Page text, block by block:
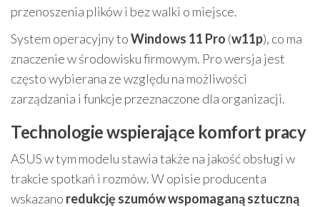
przenoszenia plików i bez walki o miejsce.
System operacyjny toWindows 11 Pro (w11p), co ma
znaczenie w środowisku firmowym. Pro wersja jest
często wybierana ze względu na możliwości
zarządzania i funkcje przeznaczone dla organizacji.
Technologie wspierające komfort pracy
ASUS w tym modelu stawia także na jakość obsługi w
trakcie spotkań i rozmów. W opisie producenta
wskazano redukcję szumów wspomaganą sztuczną